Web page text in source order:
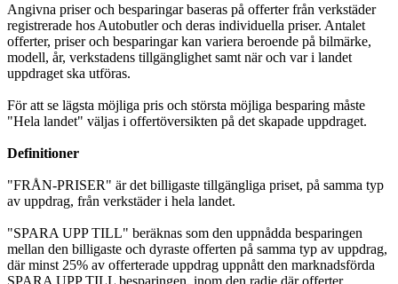
Angivna priser och besparingar baseras på offerter från verkstäder
registrerade hos Autobutler och deras individuella priser. Antalet
offerter, priser och besparingar kan variera beroende på bilmärke,
modell, år, verkstadens tillgänglighet samt när och var i landet
uppdraget ska utföras.
För att se lägsta möjliga pris och största möjliga besparing måste
"Hela landet" väljas i offertöversikten på det skapade uppdraget.
Definitioner
"FRÅN-PRISER" är det billigaste tillgängliga priset, på samma typ
av uppdrag, från verkstäder i hela landet.
"SPARA UPP TILL" beräknas som den uppnådda besparingen
mellan den billigaste och dyraste offerten på samma typ av uppdrag,
där minst 25% av offerterade uppdrag uppnått den marknadsförda
SPARA UPP TILL besparingen, inom den radie där offerter